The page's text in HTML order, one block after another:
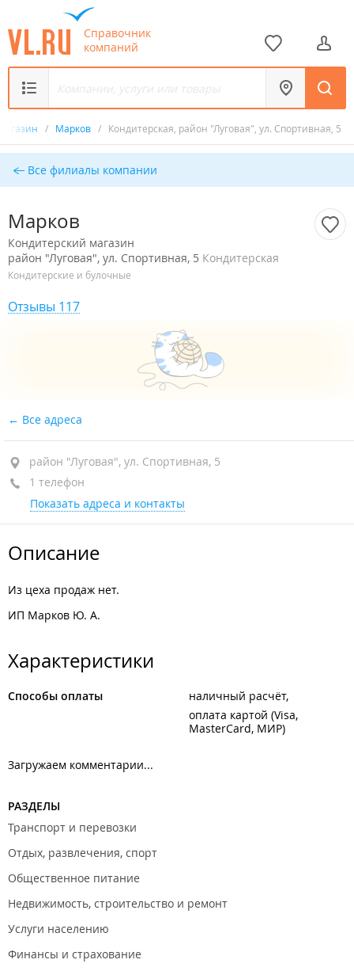
Справочник
компаний
/ Марков / Кондитерская, район "Луговая", ул. Спортивная, 5
Все филиалы компании
Марков
Кондитерский магазин
район "Луговая", ул. Спортивная, 5 Кондитерская
Кондитерские и булочные
Отзывы 117
Все адреса
район "Луговая", ул. Спортивная, 5
1 телефон
Показать адреса и контакты
Описание
Из цеха продаж нет.
ИП Марков Ю. А.
Характеристики
Способы оплаты
наличный расчёт
оплата картой (Visa,
MasterCard, МИР)
Загружаем комментарии...
РАЗДЕЛЫ
Транспорт и перевозки
Отдых, развлечения, спорт
Общественное питание
Недвижимость, строительство и ремонт
Услуги населению
Финансы и страхование